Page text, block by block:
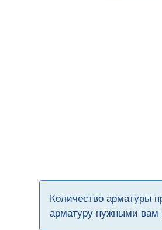
Количество арматуры
арматуру нужными вам